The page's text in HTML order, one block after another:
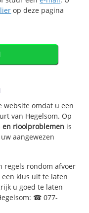
op deze pagina
website omdat u een
van Hegelsom. Op
en rioolproblemen is
aangewezen
regels rondom afvoer
klus uit te laten
u goed te laten
☎ 077-